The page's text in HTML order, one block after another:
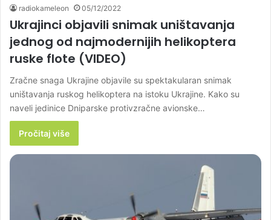
radiokameleon 05/12/2022
Ukrajinci objavili snimak uništavanja
jednog od najmodernijih helikoptera
ruske flote (VIDEO)
Zračne snaga Ukrajine objavile su spektakularan snimak
uništavanja ruskog helikoptera na istoku Ukrajine. Kako su
naveli jedinice Dniparske protivzračne avionske…
Pročitaj više